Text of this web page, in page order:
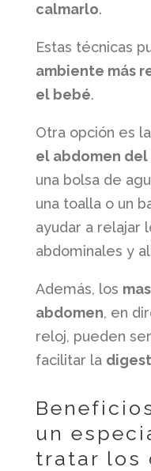
calmarlo.
Estas técnicas
ambiente más
el bebé.
Otra opción es la
el abdomen
una bolsa de
una toalla o un
ayudar a relajar
abdominales y
Además, los
abdomen, en
reloj, pueden
facilitar la
un
tratar los